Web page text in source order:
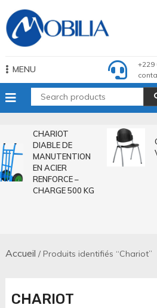
to
content
Mobilia Sarl
MENU
+229
CHARIOT
DIABLE DE
MANUTENTION
EN ACIER
RENFORCE –
CHARGE 500 KG
Accueil / Produits identifiés “Chariot”
CHARIOT